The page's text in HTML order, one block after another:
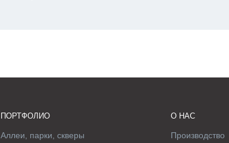
ПОРТФОЛИО
Аллеи, парки, скверы
О НАС
Производство